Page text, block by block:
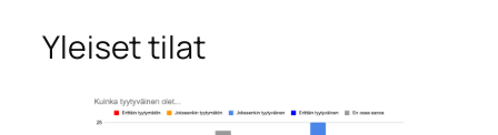
Yleiset tilat